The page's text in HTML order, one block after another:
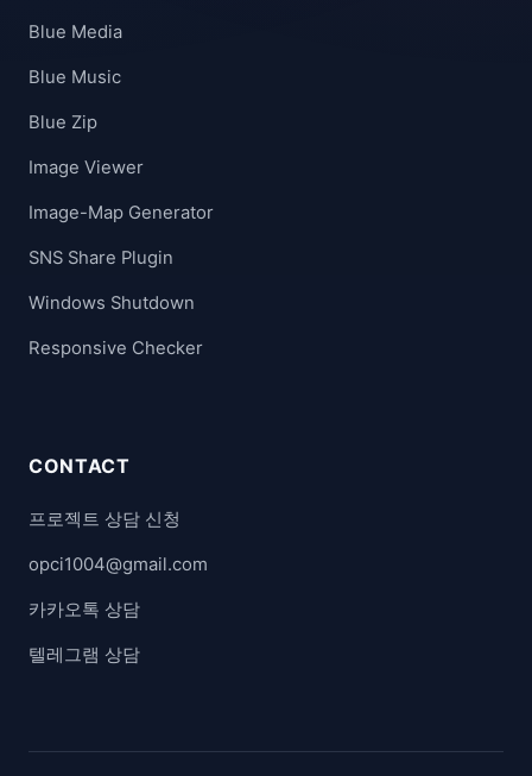
Blue Media
Blue Music
Blue Zip
Image Viewer
Image-Map Generator
SNS Share Plugin
Windows Shutdown
Responsive Checker
CONTACT
프로젝트 상담 신청
opci1004@gmail.com
카카오톡 상담
텔레그램 상담